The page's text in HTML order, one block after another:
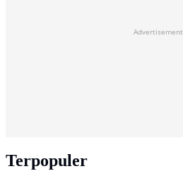
Advertisement
Terpopuler